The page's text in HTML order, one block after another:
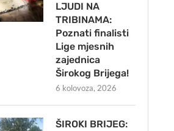
LJUDI NA
TRIBINAMA:
Poznati finalisti
Lige mjesnih
zajednica
Širokog Brijega!
6 kolovoza, 2026
ŠIROKI BRIJEG: